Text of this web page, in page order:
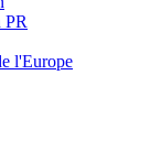
PR
l'Europe